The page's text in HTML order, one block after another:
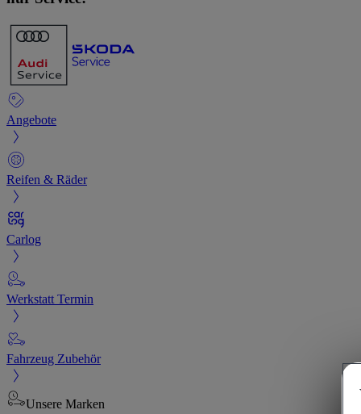
Angebote
Reifen & Räder
Carlog
Werkstatt Termin
Fahrzeug Zubehör
Unsere Marken